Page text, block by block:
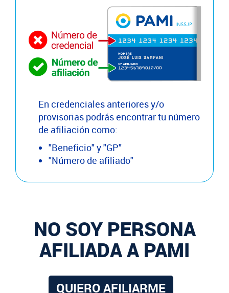
En credenciales anteriores y/o
provisorias podrás encontrar tu número
de afiliación como:
"Beneficio" y "GP"
"Número de afiliado"
NO SOY PERSONA
AFILIADA A PAMI
QUIERO AFILIARME